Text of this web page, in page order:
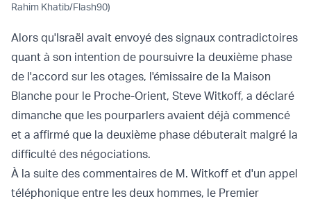
Rahim Khatib/Flash90)
Alors qu'Israël avait envoyé des signaux contradictoires
quant à son intention de poursuivre la deuxième phase
de l'accord sur les otages, l'émissaire de la Maison
Blanche pour le Proche-Orient, Steve Witkoff, a déclaré
dimanche que les pourparlers avaient déjà commencé
et a affirmé que la deuxième phase débuterait malgré la
difficulté des négociations.
À la suite des commentaires de M. Witkoff et d'un appel
téléphonique entre les deux hommes, le Premier